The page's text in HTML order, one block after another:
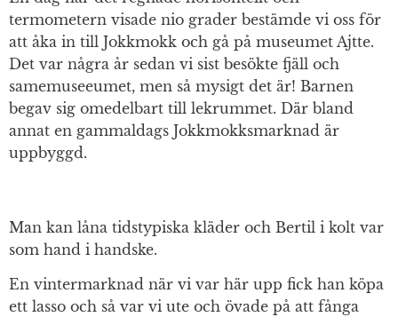
termometern visade nio grader bestämde vi oss för
att åka in till Jokkmokk och gå på museumet Ajtte.
Det var några år sedan vi sist besökte fjäll och
samemuseeumet, men så mysigt det är! Barnen
begav sig omedelbart till lekrummet. Där bland
annat en gammaldags Jokkmokksmarknad är
uppbyggd.
Man kan låna tidstypiska kläder och Bertil i kolt var
som hand i handske.
En vintermarknad när vi var här upp fick han köpa
ett lasso och så var vi ute och övade på att fånga